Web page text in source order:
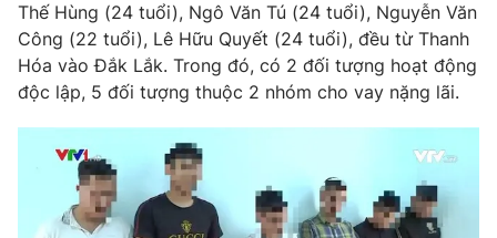
Phim VTV
Hậu trường
Nhân vật
Khán giả
Giải sao mai
Giải trí
Điện ảnh
Âm nhạc
Đời sống
Du lịch
Làm đẹp
Chất lượng cuộc sống
Giáo dục
Tuyển sinh
Công nghệ
Thế Hùng (24 tuổi), Ngô Văn Tú (24 tuổi), Nguyễn Văn
Công (22 tuổi), Lê Hữu Quyết (24 tuổi), đều từ Thanh
Hóa vào Đắk Lắk. Trong đó, có 2 đối tượng hoạt động
độc lập, 5 đối tượng thuộc 2 nhóm cho vay nặng lãi.